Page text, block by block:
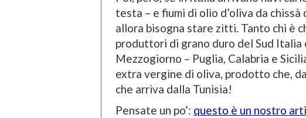
testa – e fiumi di olio d’oliva da
allora bisogna stare zitti. Tanto chi è
produttori di grano duro del Sud
Mezzogiorno – Puglia, Calabria e
extra vergine di oliva, prodotto che,
che arriva dalla Tunisia!
Pensate un po’: questo è un nostro